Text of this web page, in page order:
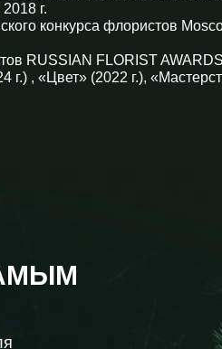
г.
конкурса флористов
RUSSIAN FLORIST
г.) , «Цвет» (2022 г.),